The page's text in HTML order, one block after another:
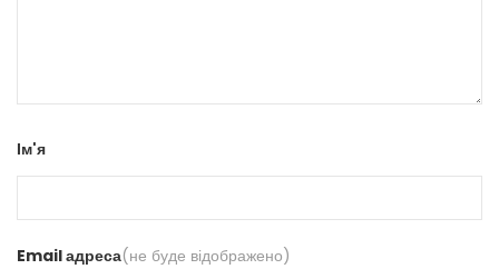
Ім'я
Email адреса(не буде відображено)